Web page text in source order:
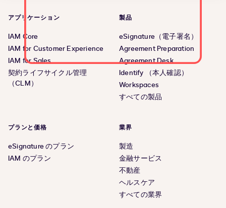
アプリケーション
IAM Core
IAM for Customer Experience
IAM for Sales
契約ライフサイクル管理
（CLM）
製品
eSignature（電子署名）
Agreement Preparation
Agreement Desk
Identify （本人確認）
Workspaces
すべての製品
プランと価格
eSignature のプラン
IAM のプラン
業界
製造
金融サービス
不動産
ヘルスケア
すべての業界